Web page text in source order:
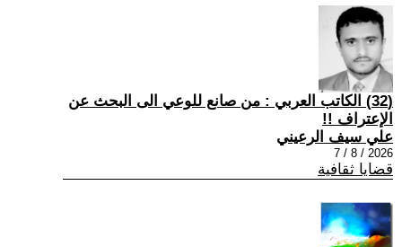
(32) الكاتب العربي : من صانع للوعي الى البحث عن
الإعتراف !!
علي سيف الرعيني
2026 / 8 / 7
قضايا ثقافية